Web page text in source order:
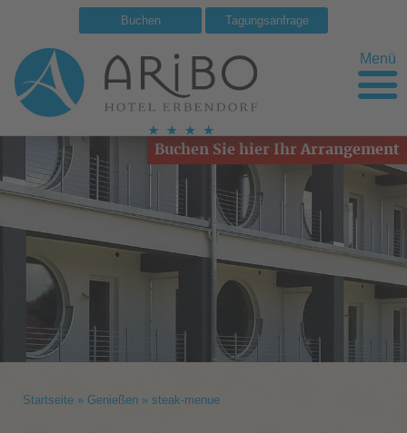
Buchen Tagungsanfrage
Menü
Buchen Sie hier Ihr Arrangement
Startseite» Genießen» steak-menue